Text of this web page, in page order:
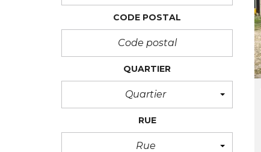
CODE POSTAL
QUARTIER
Quartier
RUE
Rue